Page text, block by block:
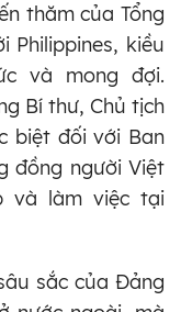
thăm của Tổng
Philippines, kiều
và mong đợi.
Bí thư, Chủ tịch
biệt đối với Ban
đồng người Việt
và làm việc tại
sắc của Đảng